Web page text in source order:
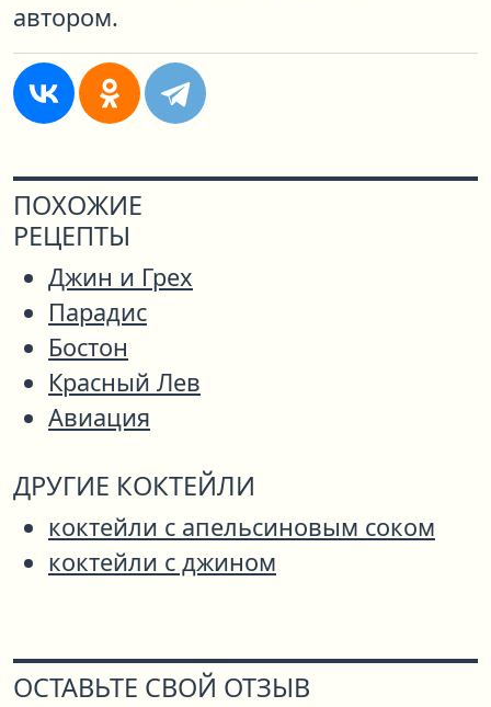
автором.
ПОХОЖИЕ
РЕЦЕПТЫ
Джин и Грех
Парадис
Бостон
Красный Лев
Авиация
ДРУГИЕ КОКТЕЙЛИ
коктейли с апельсиновым соком
коктейли с джином
ОСТАВЬТЕ СВОЙ ОТЗЫВ